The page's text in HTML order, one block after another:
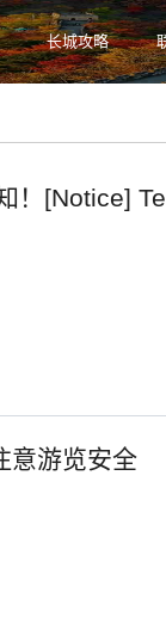
长城攻略温度：
！[Notice]
意游览安全